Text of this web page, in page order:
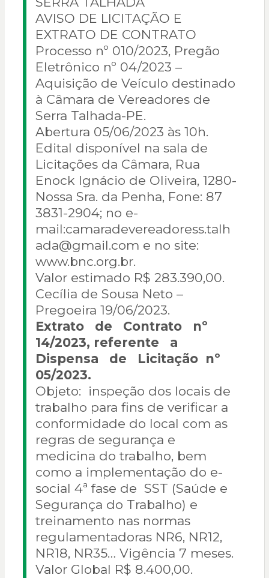
AVISO DE LICITAÇÃO E
EXTRATO DE CONTRATO
Processo nº 010/2023, Pregão
Eletrônico nº 04/2023 –
Aquisição de Veículo destinado
à Câmara de Vereadores de
Serra Talhada-PE.
Abertura 05/06/2023 às 10h.
Edital disponível na sala de
Licitações da Câmara, Rua
Enock Ignácio de Oliveira, 1280-
Nossa Sra. da Penha, Fone: 87
3831-2904; no e-
mail:camaradevereadoress.talh
ada@gmail.com e no site:
www.bnc.org.br.
Valor estimado R$ 283.390,00.
Cecília de Sousa Neto –
Pregoeira 19/06/2023.
Extrato de Contrato nº
14/2023, referente a
Dispensa de Licitação nº
05/2023.
Objeto: inspeção dos locais de
trabalho para fins de verificar a
conformidade do local com as
regras de segurança e
medicina do trabalho, bem
como a implementação do e-
social 4ª fase de SST (Saúde e
Segurança do Trabalho) e
treinamento nas normas
regulamentadoras NR6, NR12,
NR18, NR35… Vigência 7 meses.
Valor Global R$ 8.400,00.